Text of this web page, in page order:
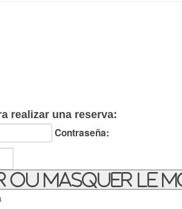
realizar una reserva:
Contraseña:
masquer le